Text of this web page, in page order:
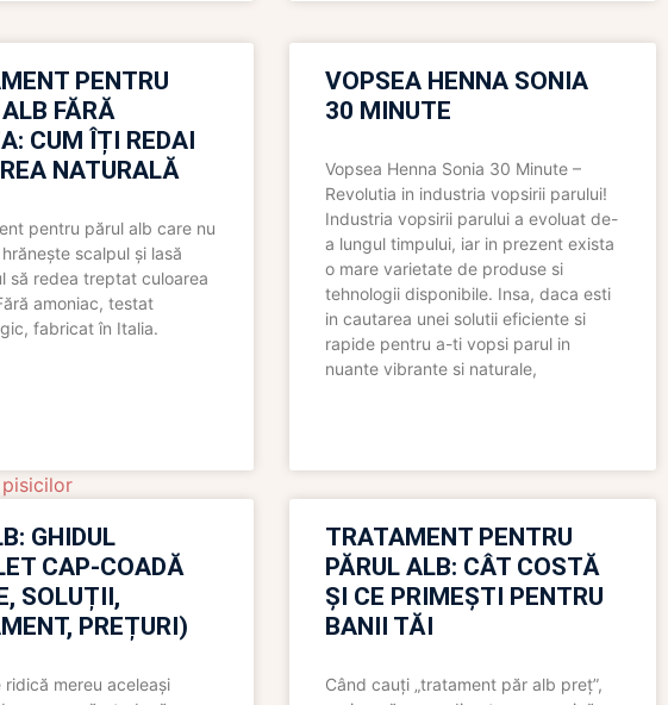
PENTRU
FĂRĂ
CUM ÎȚI REDAI
NATURALĂ
pentru părul alb care nu
scalpul și lasă
să redea treptat culoarea
amoniac, testat
fabricat în Italia.
VOPSEA HENNA SONIA
30 MINUTE
Vopsea Henna Sonia 30 Minute –
Revolutia in industria vopsirii parului!
Industria vopsirii parului a evoluat de-
a lungul timpului, iar in prezent exista
o mare varietate de produse si
tehnologii disponibile. Insa, daca esti
in cautarea unei solutii eficiente si
rapide pentru a-ti vopsi parul in
nuante vibrante si naturale,
pisicilor
GHIDUL
CAP-COADĂ
SOLUȚII,
PREȚURI)
ridică mereu aceleași
TRATAMENT PENTRU
PĂRUL ALB: CÂT COSTĂ
ȘI CE PRIMEȘTI PENTRU
BANII TĂI
Când cauți „tratament păr alb preț”,